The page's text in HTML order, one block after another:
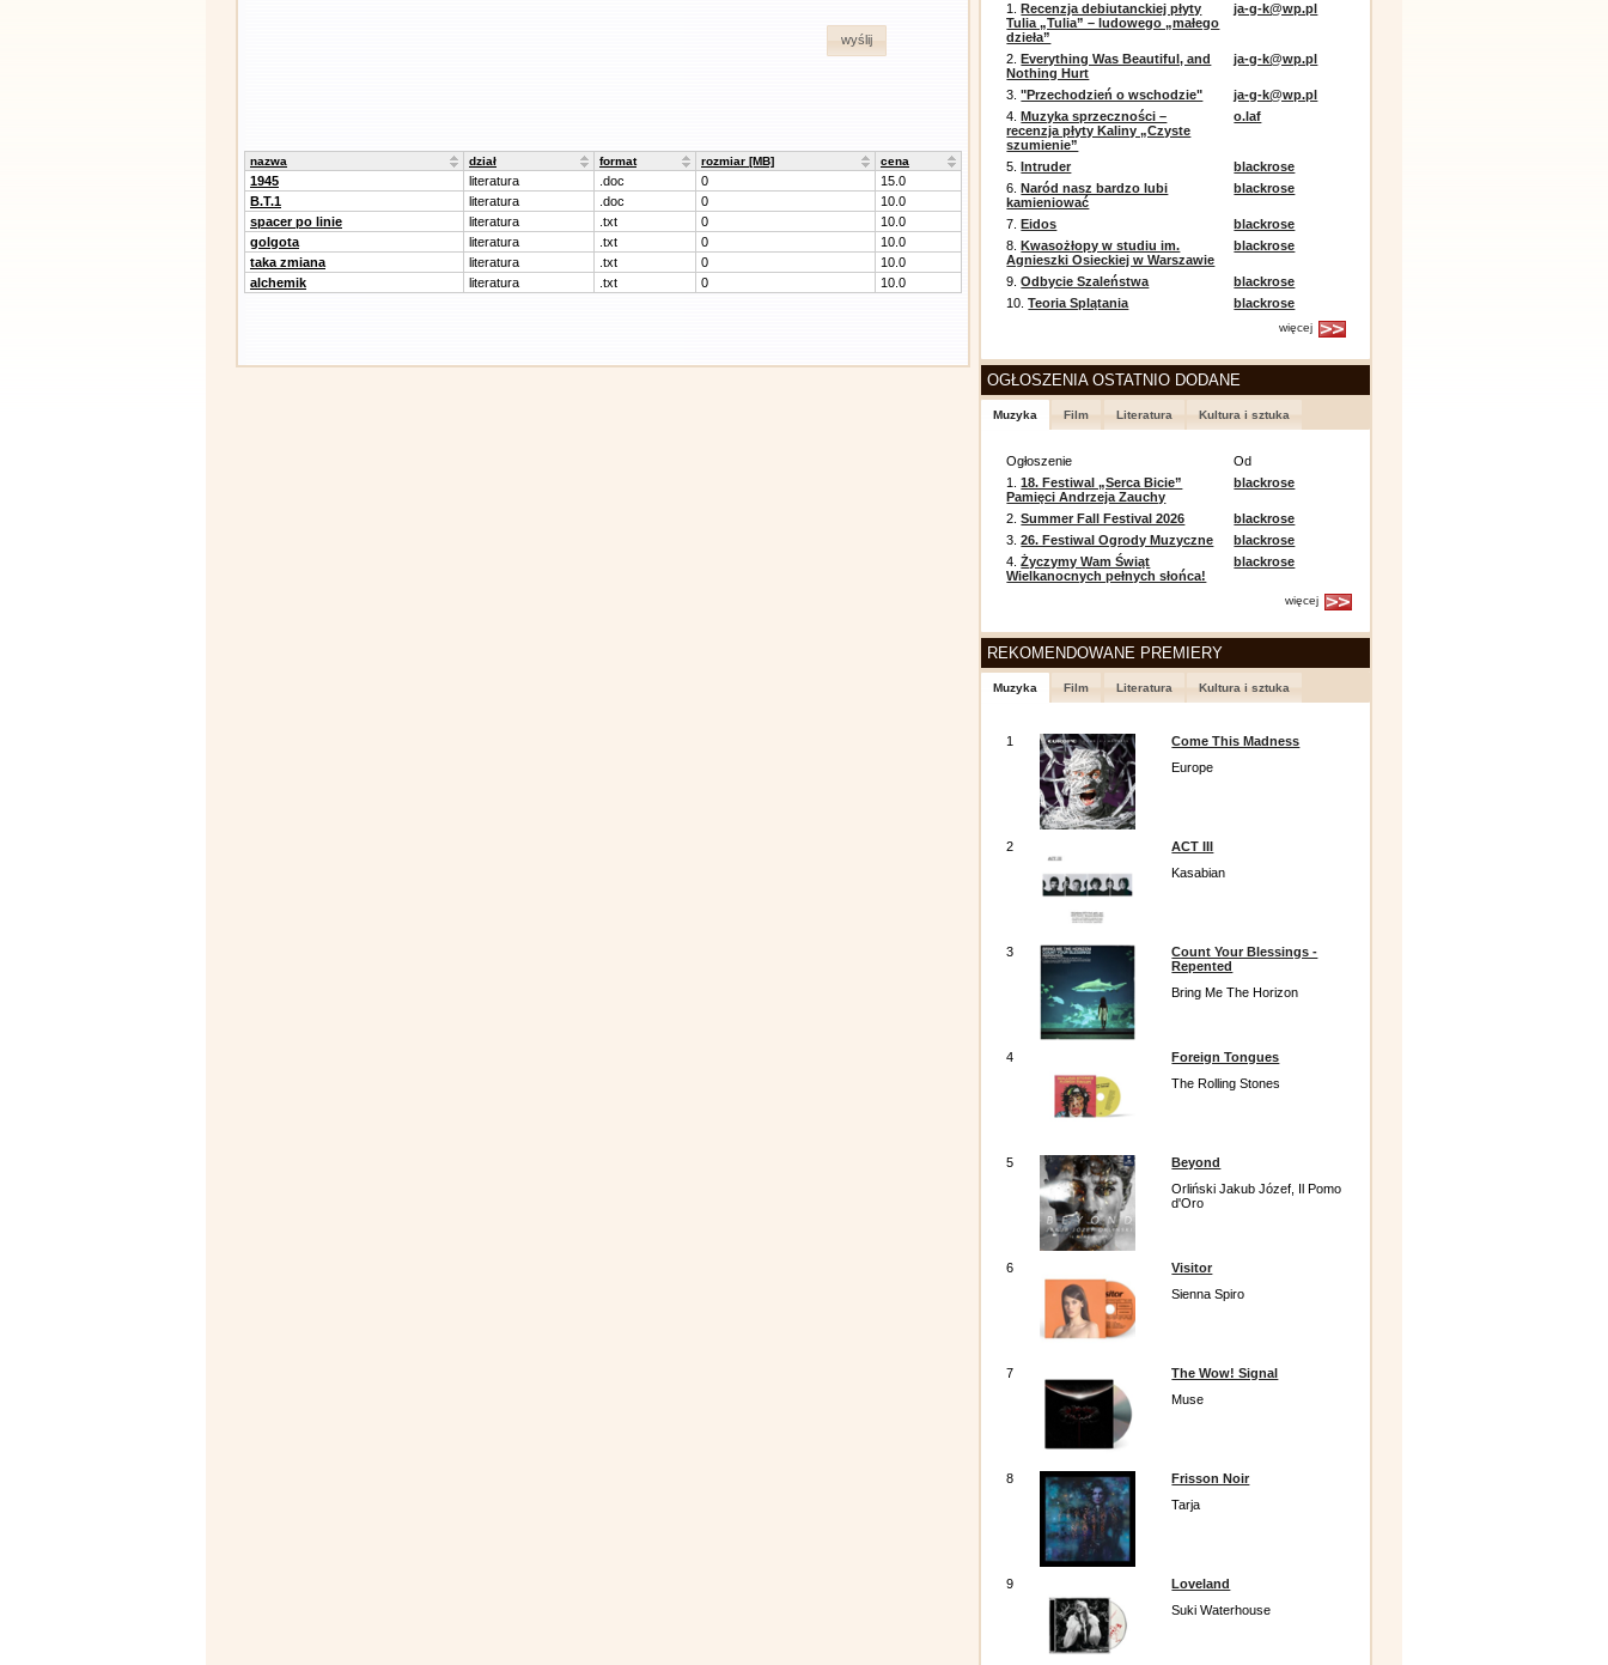
wyślij
nazwa dział format rozmiar [MB] cena
1945 literatura .doc 0
15.0
B.T.1
literatura .doc 0
10.0
spacer po linie
literatura .txt 0
10.0
golgota
literatura .txt 0
10.0
taka zmiana
literatura .txt 0
10.0
alchemik
literatura .txt 0 10.0
1.Recenzja debiutanckiej płyty
Tulia „Tulia” – ludowego „małego
dzieła”
ja-g-k@wp.pl
2.Everything Was Beautiful, and
Nothing Hurt
ja-g-k@wp.pl
3."Przechodzień o wschodzie"
ja-g-k@wp.pl
4.Muzyka sprzeczności –
recenzja płyty Kaliny „Czyste
szumienie”
o.laf
5.Intruder
blackrose
6.Naród nasz bardzo lubi
kamieniować
blackrose
7.Eidos
blackrose
8.Kwasożłopy w studiu im.
Agnieszki Osieckiej w Warszawie
blackrose
9.Odbycie Szaleństwa
blackrose
10.Teoria Splątania blackrose
więcej
OGŁOSZENIA OSTATNIO DODANE
Muzyka Film Literatura Kultura i sztuka
Ogłoszenie
Od
1.18. Festiwal „Serca Bicie”
Pamięci Andrzeja Zauchy
blackrose
2.Summer Fall Festival 2026
blackrose
3.26. Festiwal Ogrody Muzyczne
blackrose
4.Życzymy Wam Świąt
Wielkanocnych pełnych słońca!
blackrose
więcej
REKOMENDOWANE PREMIERY
Muzyka Film Literatura Kultura i sztuka
1
Come This Madness
Europe
2
ACT III
Kasabian
3
Count Your Blessings -
Repented
Bring Me The Horizon
4
Foreign Tongues
The Rolling Stones
5
Beyond
Orliński Jakub Józef, Il Pomo
d'Oro
6
Visitor
Sienna Spiro
7
The Wow! Signal
Muse
8
Frisson Noir
Tarja
9
Loveland
Suki Waterhouse